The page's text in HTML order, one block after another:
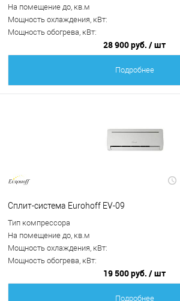
На помещение до, кв.м
Мощность охлаждения, кВт:
Мощность обогрева, кВт:
28 900 руб. / шт
Подробнее
Сплит-система Eurohoff EV-09
Тип компрессора
На помещение до, кв.м
Мощность охлаждения, кВт:
Мощность обогрева, кВт:
19 500 руб. / шт
Подробнее